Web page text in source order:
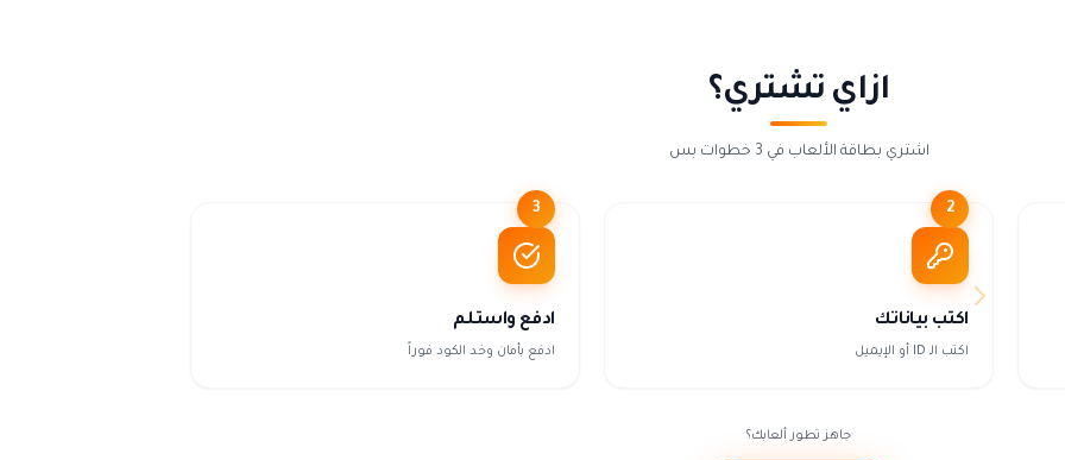
ازاي تشتري؟
اشتري بطاقة الألعاب في 3 خطوات بس
2
اكتب بياناتك
اكتب الـ ID أو الإيميل
3
ادفع واستلم
ادفع بأمان وخد الكود فوراً
جاهز تطور ألعابك؟